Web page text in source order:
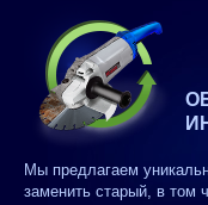
Мы предлагаем
заменить старый, в том